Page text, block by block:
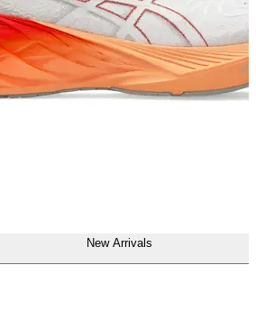
New Arrivals